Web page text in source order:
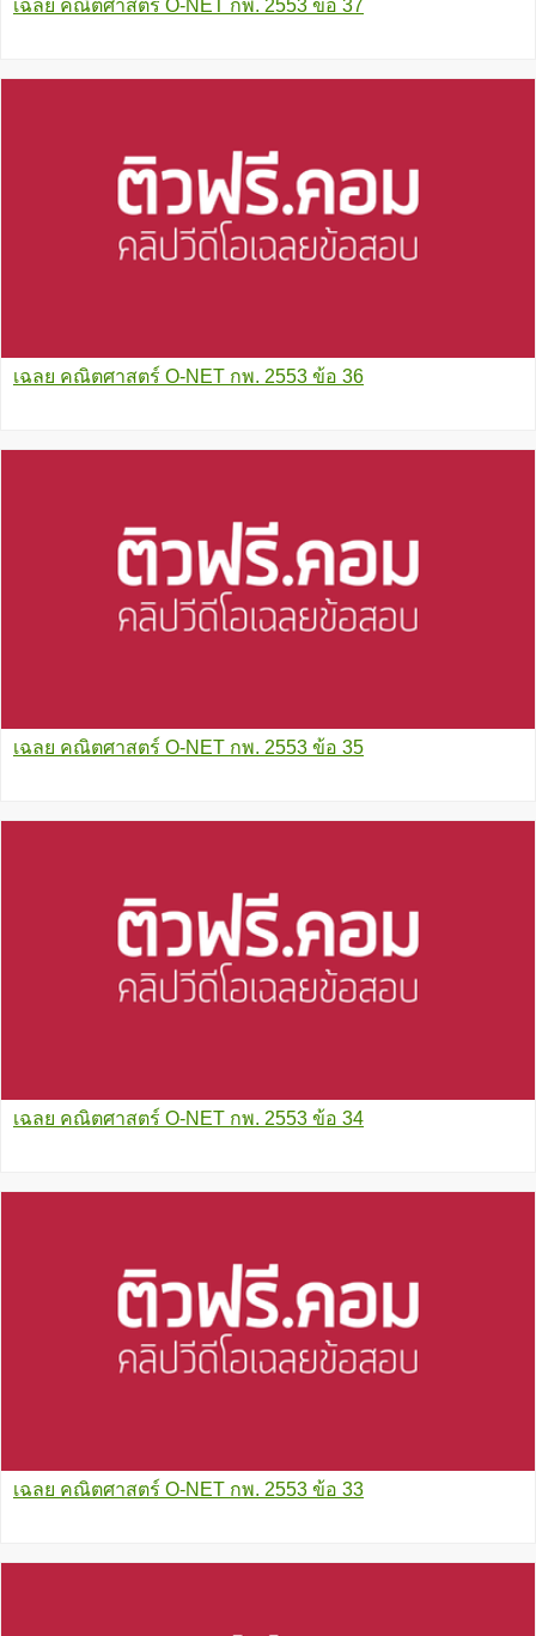
เฉลย คณิตศาสตร์ O-NET กพ. 2553 ข้อ 37
เฉลย คณิตศาสตร์ O-NET กพ. 2553 ข้อ 36
เฉลย คณิตศาสตร์ O-NET กพ. 2553 ข้อ 35
เฉลย คณิตศาสตร์ O-NET กพ. 2553 ข้อ 34
เฉลย คณิตศาสตร์ O-NET กพ. 2553 ข้อ 33